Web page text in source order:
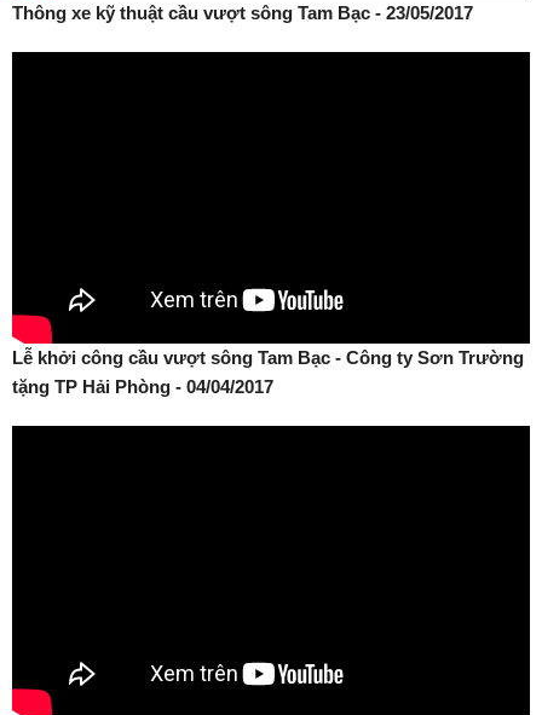
Thông xe kỹ thuật cầu vượt sông Tam Bạc - 23/05/2017
Lễ khởi công cầu vượt sông Tam Bạc - Công ty Sơn Trường
tặng TP Hải Phòng - 04/04/2017